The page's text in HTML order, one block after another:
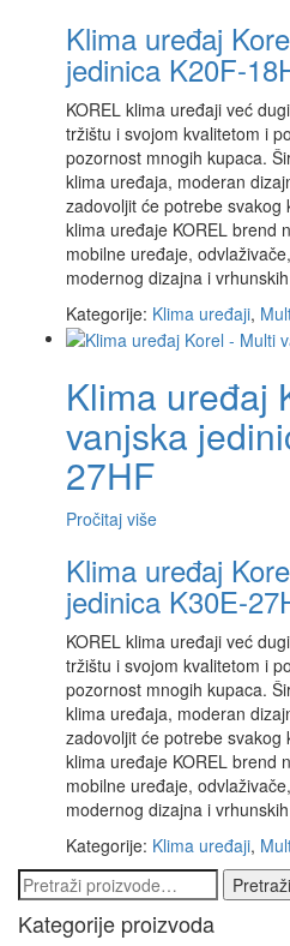
Klima uređaj
jedinica K20F-
KOREL klima uređaji već
tržištu i svojom kvalitetom i
pozornost mnogih kupaca.
klima uređaja, moderan
zadovoljit će potrebe
klima uređaje KOREL brend
mobilne uređaje,
modernog dizajna i
Kategorije: Klima uređaji,
Klima uređaj
vanjska
27HF
Pročitaj više
Klima uređaj
jedinica K30E-
KOREL klima uređaji već
tržištu i svojom kvalitetom i
pozornost mnogih kupaca.
klima uređaja, moderan
zadovoljit će potrebe
klima uređaje KOREL brend
mobilne uređaje,
modernog dizajna i
Kategorije: Klima uređaji,
Pretraži:
Pretraži
Kategorije proizvoda